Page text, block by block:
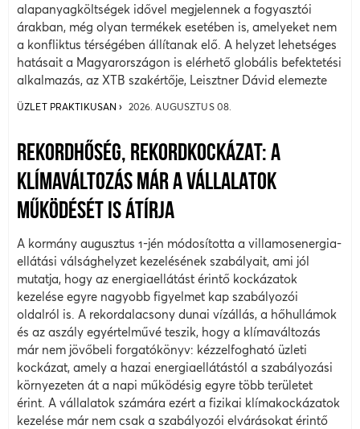
alapanyagköltségek idővel megjelennek a fogyasztói
árakban, még olyan termékek esetében is, amelyeket nem
a konfliktus térségében állítanak elő. A helyzet lehetséges
hatásait a Magyarországon is elérhető globális befektetési
alkalmazás, az XTB szakértője, Leisztner Dávid elemezte
ÜZLET PRAKTIKUSAN 2026. AUGUSZTUS 08.
REKORDHŐSÉG, REKORDKOCKÁZAT: A
KLÍMAVÁLTOZÁS MÁR A VÁLLALATOK
MŰKÖDÉSÉT IS ÁTÍRJA
A kormány augusztus 1-jén módosította a villamosenergia-
ellátási válsághelyzet kezelésének szabályait, ami jól
mutatja, hogy az energiaellátást érintő kockázatok
kezelése egyre nagyobb figyelmet kap szabályozói
oldalról is. A rekordalacsony dunai vízállás, a hőhullámok
és az aszály egyértelművé teszik, hogy a klímaváltozás
már nem jövőbeli forgatókönyv: kézzelfogható üzleti
kockázat, amely a hazai energiaellátástól a szabályozási
környezeten át a napi működésig egyre több területet
érint. A vállalatok számára ezért a fizikai klímakockázatok
kezelése már nem csak a szabályozói elvárásokat érintő